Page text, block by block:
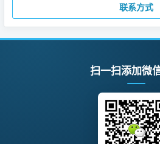
联系方式
扫一扫添加微